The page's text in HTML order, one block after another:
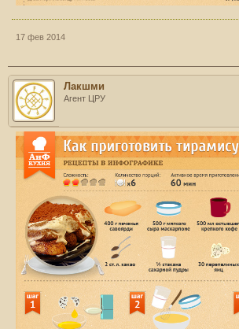
17 фев 2014
Лакшми
Агент ЦРУ